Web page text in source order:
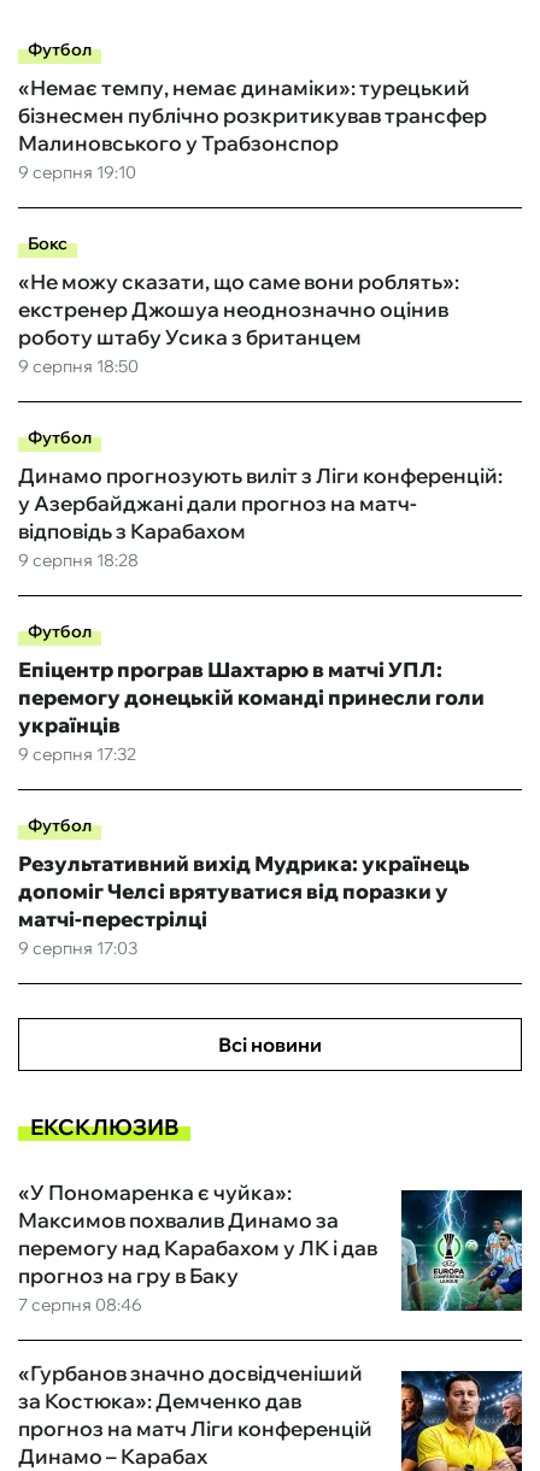
Футбол
9 серпня 19:10
«Немає темпу, немає динаміки»: турецький
бізнесмен публічно розкритикував трансфер
Малиновського у Трабзонспор
Бокс
9 серпня 18:50
«Не можу сказати, що саме вони роблять»:
екстренер Джошуа неоднозначно оцінив
роботу штабу Усика з британцем
Футбол
9 серпня 18:28
Динамо прогнозують виліт з Ліги конференцій:
у Азербайджані дали прогноз на матч-
відповідь з Карабахом
Футбол
9 серпня 17:32
Епіцентр програв Шахтарю в матчі УПЛ:
перемогу донецькій команді принесли голи
українців
Футбол
9 серпня 17:03
Результативний вихід Мудрика: українець
допоміг Челсі врятуватися від поразки у
матчі-перестрілці
Всі новини
ЕКСКЛЮЗИВ
7 серпня 08:46
«У Пономаренка є чуйка»:
Максимов похвалив Динамо за
перемогу над Карабахом у ЛК і дав
прогноз на гру в Баку
«Гурбанов значно досвідченіший
за Костюка»: Демченко дав
прогноз на матч Ліги конференцій
Динамо – Карабах